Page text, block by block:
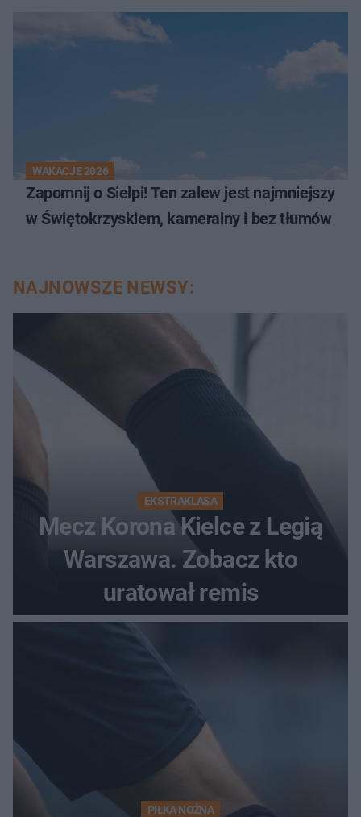
WAKACJE 2026
Zapomnij o Sielpi! Ten zalew jest najmniejszy
w Świętokrzyskiem, kameralny i bez tłumów
NAJNOWSZE NEWSY:
EKSTRAKLASA
Mecz Korona Kielce z Legią
Warszawa. Zobacz kto
uratował remis
PIŁKA NOŻNA